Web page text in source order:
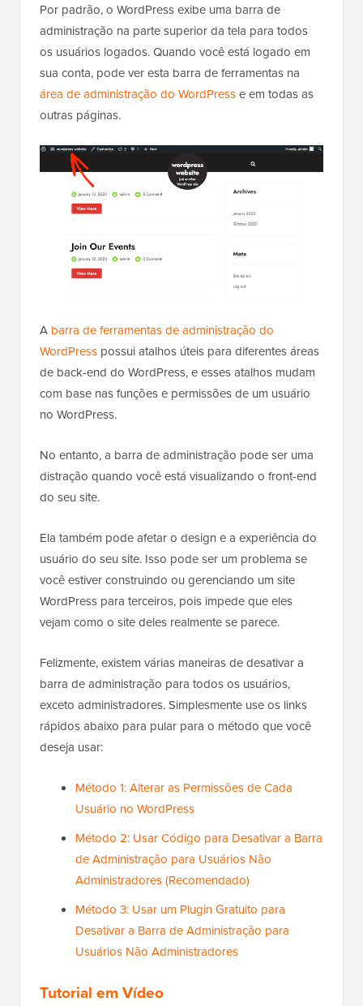
Por padrão, o WordPress exibe uma barra de
administração na parte superior da tela para todos
os usuários logados. Quando você está logado em
sua conta, pode ver esta barra de ferramentas na
área de administração do WordPresse em todas as
outras páginas.
A barra de ferramentas de administração do
WordPress possui atalhos úteis para diferentes áreas
de back-end do WordPress, e esses atalhos mudam
com base nas funções e permissões de um usuário
no WordPress.
No entanto, a barra de administração pode ser uma
distração quando você está visualizando o front-end
do seu site.
Ela também pode afetar o design e a experiência do
usuário do seu site. Isso pode ser um problema se
você estiver construindo ou gerenciando um site
WordPress para terceiros, pois impede que eles
vejam como o site deles realmente se parece.
Felizmente, existem várias maneiras de desativar a
barra de administração para todos os usuários,
exceto administradores. Simplesmente use os links
rápidos abaixo para pular para o método que você
deseja usar:
Método 1: Alterar as Permissões de Cada
Usuário no WordPress
Método 2: Usar Código para Desativar a Barra
de Administração para Usuários Não
Administradores (Recomendado)
Método 3: Usar um Plugin Gratuito para
Desativar a Barra de Administração para
Usuários Não Administradores
Tutorial em Vídeo